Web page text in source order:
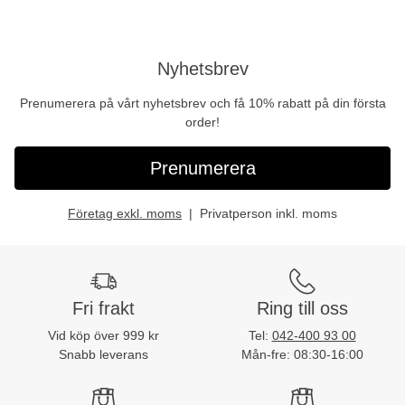
Nyhetsbrev
Prenumerera på vårt nyhetsbrev och få 10% rabatt på din första
order!
Prenumerera
Företag exkl. moms Privatperson inkl. moms
Fri frakt
Vid köp över 999 kr
Snabb leverans
Ring till oss
Tel: 042-400 93 00
Mån-fre: 08:30-16:00